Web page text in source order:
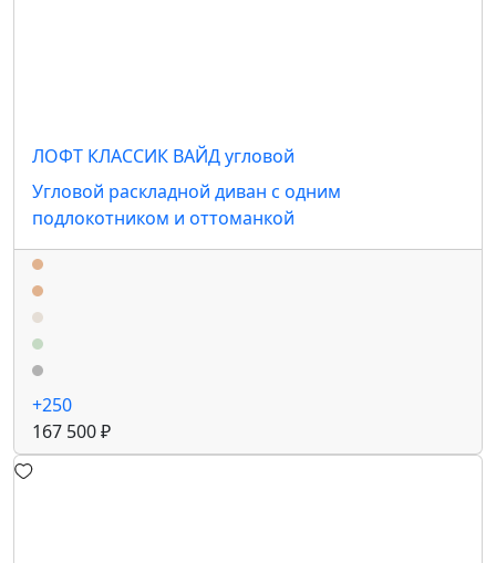
ЛОФТ КЛАССИК ВАЙД угловой
Угловой раскладной диван с одним
подлокотником и оттоманкой
+250
167 500 ₽